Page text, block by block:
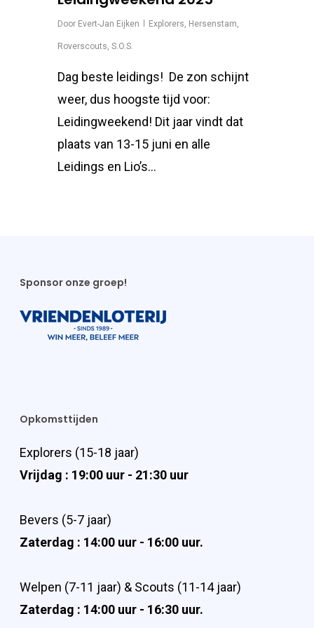
Door Evert-Jan Eijken Explorers, Hersenstam,
Roverscouts, S.O.S.
Dag beste leidings! De zon schijnt
weer, dus hoogste tijd voor:
Leidingweekend! Dit jaar vindt dat
plaats van 13-15 juni en alle
Leidings en Lio’s...
Sponsor onze groep!
Opkomsttijden
Explorers (15-18 jaar)
Vrijdag : 19:00 uur - 21:30 uur
Bevers (5-7 jaar)
Zaterdag : 14:00 uur - 16:00 uur.
Welpen (7-11 jaar) & Scouts (11-14 jaar)
Zaterdag : 14:00 uur - 16:30 uur.